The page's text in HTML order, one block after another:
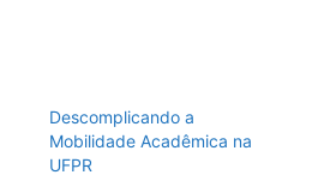
Descomplicando a
Mobilidade Acadêmica na
UFPR